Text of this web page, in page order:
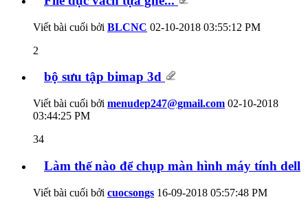
Viết bài cuối bởi BLCNC 02-10-2018 03:55:12 PM
2
bộ sưu tập bimap 3d
Viết bài cuối bởi menudep247@gmail.com 02-10-2018
03:44:25 PM
34
Làm thế nào để chụp màn hình máy tính dell
Viết bài cuối bởi cuocsongs 16-09-2018 05:57:48 PM